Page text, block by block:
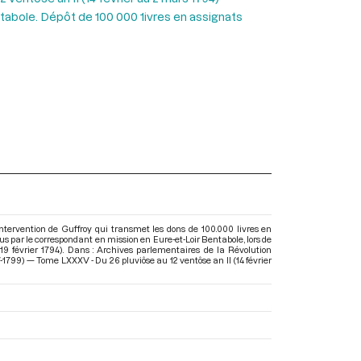
Dépôt de 100 000 1ivres en assignats
de Guffroy qui transmet les dons de 100.000 livres en
par le correspondant en mission en Eure-et-Loir Bentabole, lors de
février 1794). Dans : Archives parlementaires de la Révolution
— Tome LXXXV - Du 26 pluviôse au 12 ventôse an II (14 février